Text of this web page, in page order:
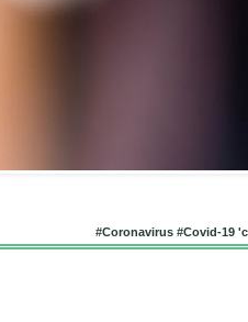
#Coronavirus #Covid-19